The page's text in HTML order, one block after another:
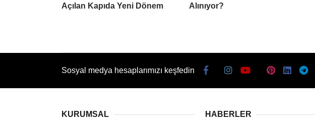
Açılan Kapıda Yeni Dönem
Alınıyor?
Sosyal medya hesaplarımızı keşfedin
KURUMSAL HABERLER